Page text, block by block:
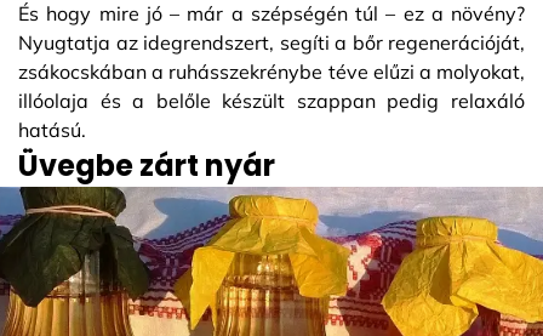
És hogy mire jó – már a szépségén túl – ez a növény?
Nyugtatja az idegrendszert, segíti a bőr regenerációját,
zsákocskában a ruhásszekrénybe téve elűzi a molyokat,
illóolaja és a belőle készült szappan pedig relaxáló
hatású.
Üvegbe zárt nyár